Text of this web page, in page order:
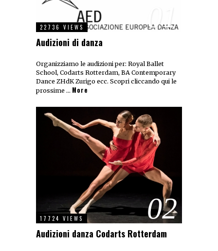
01
22736 VIEWS
Audizioni di danza
Organizziamo le audizioni per: Royal Ballet
School, Codarts Rotterdam, BA Contemporary
Dance ZHdK Zurigo ecc. Scopri cliccando qui le
prossime … More
02
17724 VIEWS
Audizioni danza Codarts Rotterdam